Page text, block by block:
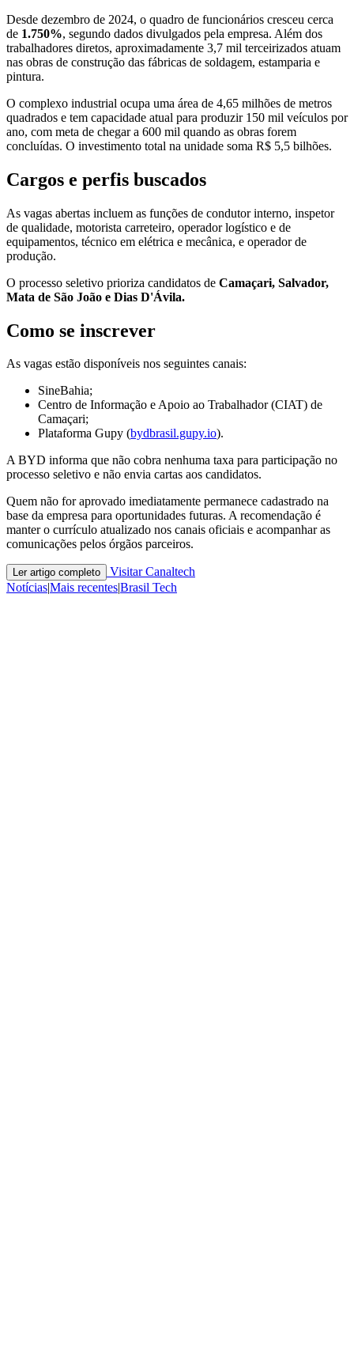
Desde dezembro de 2024, o quadro de funcionários cresceu cerca
de 1.750%, segundo dados divulgados pela empresa. Além dos
trabalhadores diretos, aproximadamente 3,7 mil terceirizados atuam
nas obras de construção das fábricas de soldagem, estamparia e
pintura.
O complexo industrial ocupa uma área de 4,65 milhões de metros
quadrados e tem capacidade atual para produzir 150 mil veículos por
ano, com meta de chegar a 600 mil quando as obras forem
concluídas. O investimento total na unidade soma R$ 5,5 bilhões.
Cargos e perfis buscados
As vagas abertas incluem as funções de condutor interno, inspetor
de qualidade, motorista carreteiro, operador logístico e de
equipamentos, técnico em elétrica e mecânica, e operador de
produção.
O processo seletivo prioriza candidatos de Camaçari, Salvador,
Mata de São João e Dias D'Ávila.
Como se inscrever
As vagas estão disponíveis nos seguintes canais:
SineBahia;
Centro de Informação e Apoio ao Trabalhador (CIAT) de
Camaçari;
Plataforma Gupy (bydbrasil.gupy.io).
A BYD informa que não cobra nenhuma taxa para participação no
processo seletivo e não envia cartas aos candidatos.
Quem não for aprovado imediatamente permanece cadastrado na
base da empresa para oportunidades futuras. A recomendação é
manter o currículo atualizado nos canais oficiais e acompanhar as
comunicações pelos órgãos parceiros.
Ler artigo completo
Visitar Canaltech
Notícias|Mais recentes|Brasil Tech